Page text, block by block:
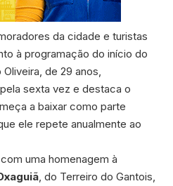
da cidade e turistas
à programação do início do
de 29 anos,
sexta vez e destaca o
a baixar como parte
ele repete anualmente ao
uma homenagem à
, do Terreiro do Gantois,